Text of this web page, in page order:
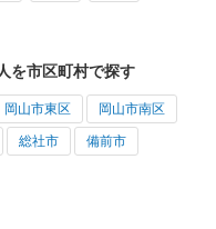
を市区町村で探す
岡山市東区 岡山市南区
総社市 備前市